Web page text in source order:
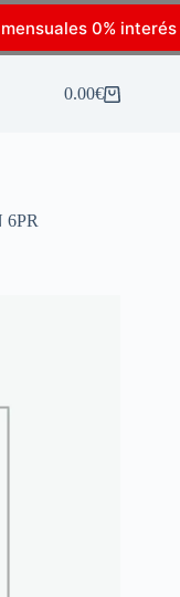
0% interés
0.00€